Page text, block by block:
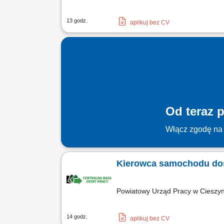
aplikuj bez CV
13 godz.
Od teraz
Włącz zgodę
Kierowca samochodu
Powiatowy Urząd Pracy w
aplikuj bez CV
14 godz.